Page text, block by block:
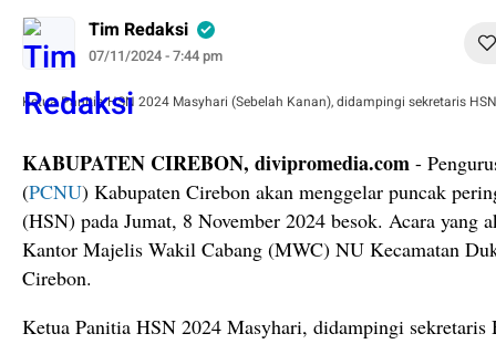
Tim Redaksi
07/11/2024 - 7:44 pm
Ketua Panitia HSN 2024 Masyhari (Sebelah Kanan), didampingi sekretaris
KABUPATEN CIREBON, divipromedia.com -
(PCNU) Kabupaten Cirebon akan menggelar puncak
(HSN) pada Jumat, 8 November 2024 besok. Acara yang
Kantor Majelis Wakil Cabang (MWC) NU Kecamatan
Cirebon.
Ketua Panitia HSN 2024 Masyhari, didampingi sekretaris